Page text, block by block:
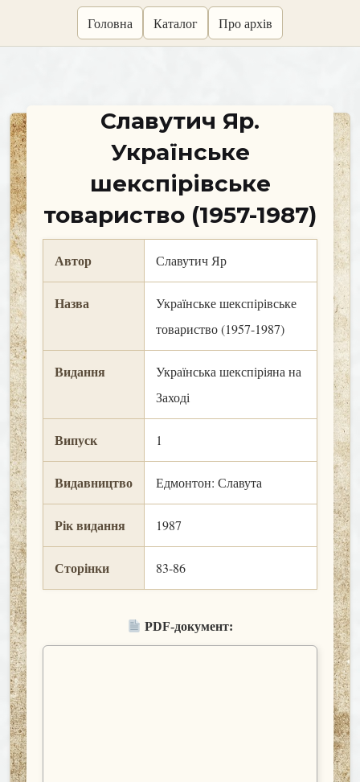
Головна Каталог Про архів
Славутич Яр.
Українське
шекспірівське
товариство (1957-1987)
Автор Славутич Яр
Назва
Українське шекспірівське
товариство (1957-1987)
Видання
Українська шекспіріяна на
Заході
Випуск 1
Видавництво Едмонтон: Славута
Рік видання 1987
Сторінки 83-86
PDF-документ: